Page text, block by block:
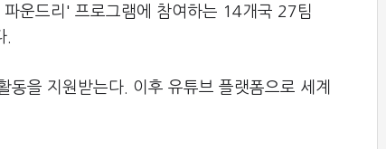
운드리' 프로그램에 참여하는 14개국 27팀
.
을 지원받는다. 이후 유튜브 플랫폼으로 세계